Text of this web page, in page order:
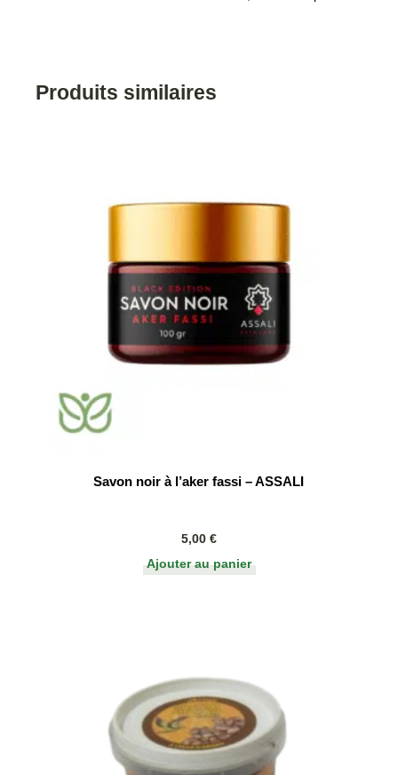
Produits similaires
Savon noir à l’aker fassi – ASSALI
5,00 €
Ajouter au panier